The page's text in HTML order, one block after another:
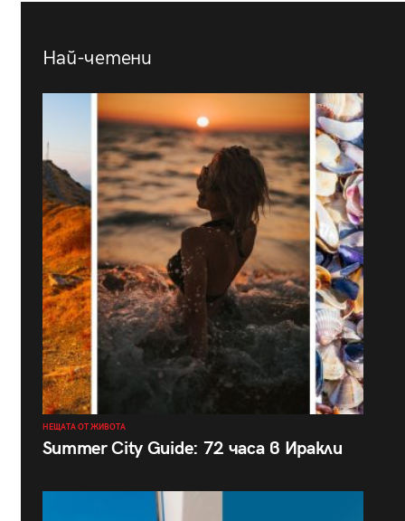
Най-четени
НЕЩАТА ОТ ЖИВОТА
Summer City Guide: 72 часа в Иракли